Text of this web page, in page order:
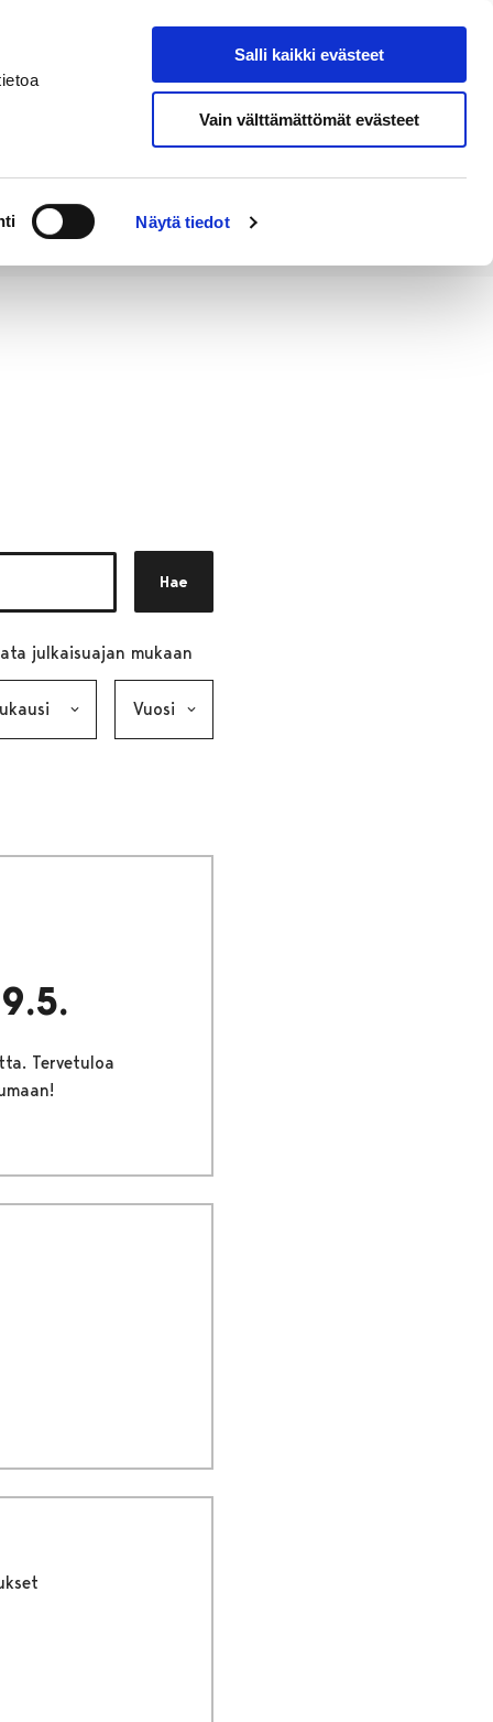
Näytä tiedot
Salli kaikki evästeet
Vain välttämättömät evästeet
Hae sivustolta
Hae
julkaisuajan mukaan
Tervetuloa